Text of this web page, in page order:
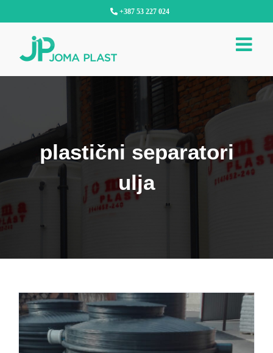
+387 53 227 024
plastični separatori
ulja